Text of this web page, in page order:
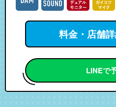
料金・店舗
LINEで